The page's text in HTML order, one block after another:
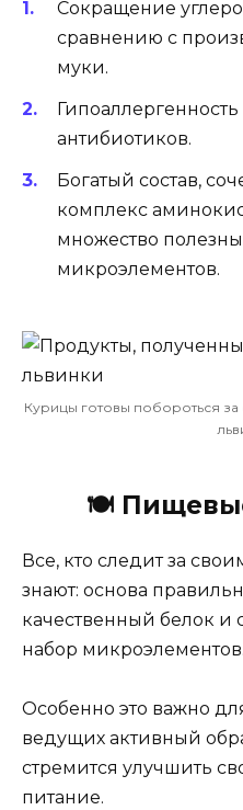
Сокращение
сравнению с
муки.
Гипоаллергенность
антибиотиков.
Богатый состав,
комплекс
множество
микроэлементов.
Курицы готовы побороться
🍽️
Все, кто следит за
знают: основа
качественный белок и
набор микроэлементов.
Особенно это важно
ведущих активный
стремится улучшить
питание.